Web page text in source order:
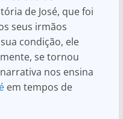
de José, que foi
seus irmãos
condição, ele
se tornou
nos ensina
em tempos de